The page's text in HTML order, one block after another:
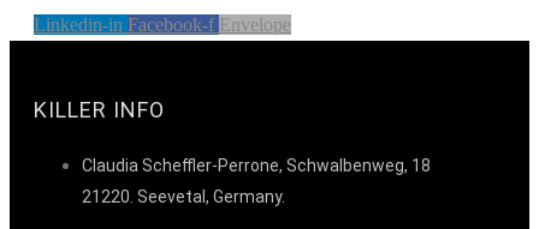
Linkedin-in Facebook-f Envelope
KILLER INFO
Claudia Scheffler-Perrone, Schwalbenweg, 18
21220. Seevetal, Germany.